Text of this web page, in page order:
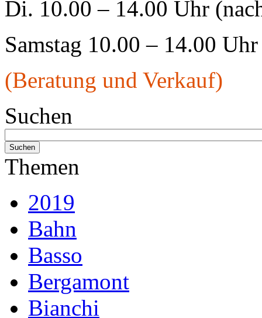
Di. 10.00 – 14.00 Uhr
Samstag 10.00 – 14.00 Uhr
(Beratung und Verkauf)
Suchen
Themen
2019
Bahn
Basso
Bergamont
Bianchi